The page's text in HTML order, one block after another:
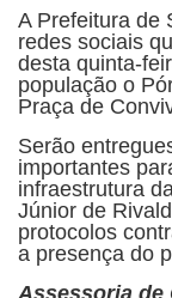
A Prefeitura de
redes sociais
desta quinta-
população o
Praça de
Serão
importantes
infraestrutura
Júnior de
protocolos
a presença do